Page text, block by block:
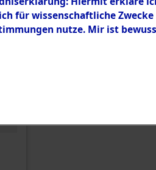
für wissenschaftliche
nutze. Mir ist